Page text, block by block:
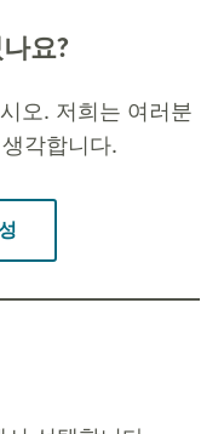
요?
오. 저희는 여러분
각합니다.